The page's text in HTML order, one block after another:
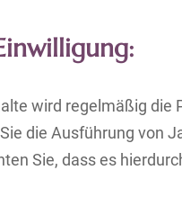
wird regelmäßig
die Ausführung von
Sie, dass es